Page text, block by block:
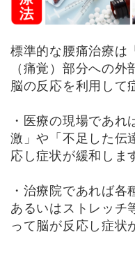
標準的な腰痛治療は
（痛覚）部分への
脳の反応を利用して
・医療の現場であれ
激」や「不足した伝
応し症状が緩和しま
・治療院であれば各
あるいはストレッチ
って脳が反応し症状